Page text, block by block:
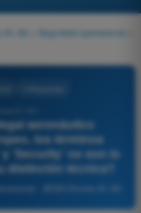
A3 Seguridad operacional
aeronáutico
los términos
'Security' no son lo
distinción técnica?